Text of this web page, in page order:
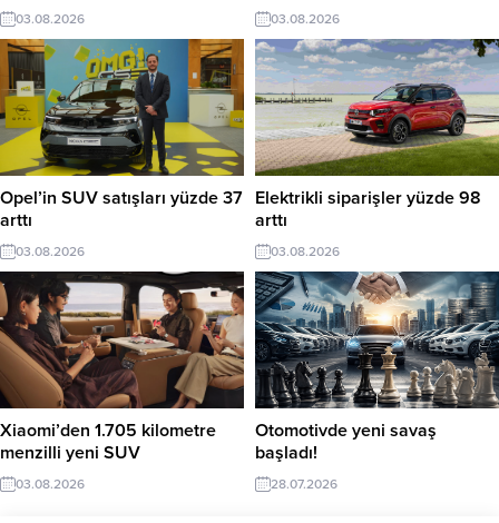
03.08.2026 03.08.2026
Opel’in SUV satışları yüzde 37
arttı
03.08.2026
Elektrikli siparişler yüzde 98
arttı
03.08.2026
Xiaomi’den 1.705 kilometre
menzilli yeni SUV
03.08.2026
Otomotivde yeni savaş
başladı!
28.07.2026